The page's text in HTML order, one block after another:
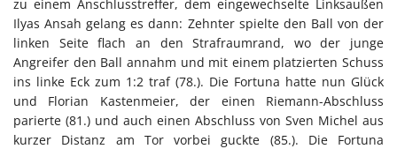
zu einem Anschlusstreffer, dem eingewechselte Linksaußen
Ilyas Ansah gelang es dann: Zehnter spielte den Ball von der
linken Seite flach an den Strafraumrand, wo der junge
Angreifer den Ball annahm und mit einem platzierten Schuss
ins linke Eck zum 1:2 traf (78.). Die Fortuna hatte nun Glück
und Florian Kastenmeier, der einen Riemann-Abschluss
parierte (81.) und auch einen Abschluss von Sven Michel aus
kurzer Distanz am Tor vorbei guckte (85.). Die Fortuna